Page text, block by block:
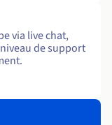
via live chat,
de support